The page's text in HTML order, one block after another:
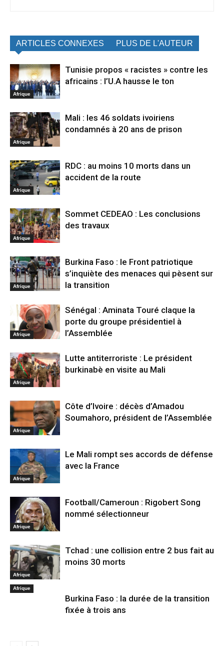
ARTICLES CONNEXES PLUS DE L'AUTEUR
Afrique
Tunisie propos « racistes » contre les
africains : l’U.A hausse le ton
Afrique
Mali : les 46 soldats ivoiriens
condamnés à 20 ans de prison
Afrique
RDC : au moins 10 morts dans un
accident de la route
Afrique
Sommet CEDEAO : Les conclusions
des travaux
Afrique
Burkina Faso : le Front patriotique
s’inquiète des menaces qui pèsent sur
la transition
Afrique
Sénégal : Aminata Touré claque la
porte du groupe présidentiel à
l’Assemblée
Afrique
Lutte antiterroriste : Le président
burkinabè en visite au Mali
Afrique
Côte d’Ivoire : décès d’Amadou
Soumahoro, président de l’Assemblée
Afrique
Le Mali rompt ses accords de défense
avec la France
Afrique
Football/Cameroun : Rigobert Song
nommé sélectionneur
Afrique
Tchad : une collision entre 2 bus fait au
moins 30 morts
Afrique
Burkina Faso : la durée de la transition
fixée à trois ans